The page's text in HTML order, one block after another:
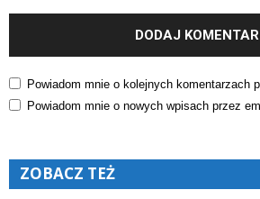
Powiadom mnie o kolejnych komentarzach
Powiadom mnie o nowych wpisach przez
ZOBACZ TEŻ